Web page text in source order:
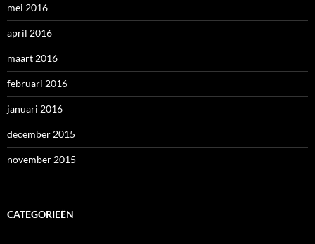
mei 2016
april 2016
maart 2016
februari 2016
januari 2016
december 2015
november 2015
CATEGORIEËN